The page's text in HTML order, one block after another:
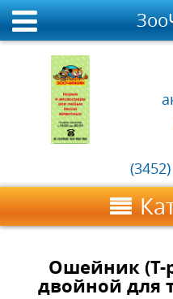
Ошейник (Т-
двойной для